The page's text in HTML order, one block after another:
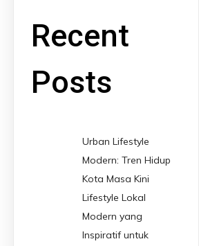
Recent
Posts
Urban Lifestyle
Modern: Tren Hidup
Kota Masa Kini
Lifestyle Lokal
Modern yang
Inspiratif untuk